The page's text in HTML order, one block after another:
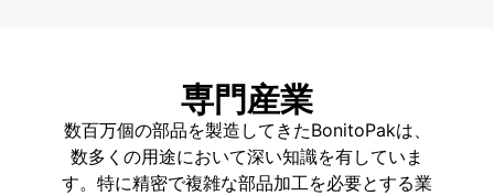
専門産業
数百万個の部品を製造してきたBonitoPakは、
数多くの用途において深い知識を有していま
す。特に精密で複雑な部品加工を必要とする業